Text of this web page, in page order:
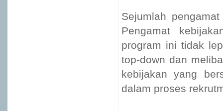
Sejumlah
Pengamat
program ini tidak
top-down dan
kebijakan yang
dalam proses